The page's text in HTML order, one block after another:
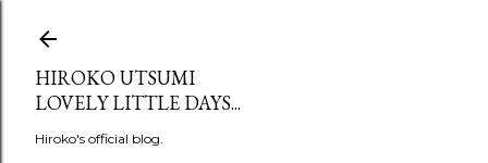
HIROKO UTSUMI
LOVELY LITTLE DAYS...
Hiroko's official blog.